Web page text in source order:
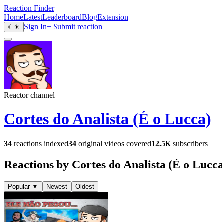
Reaction Finder
HomeLatestLeaderboardBlogExtension
☾ ☀ Sign In+ Submit reaction
Reactor channel
Cortes do Analista (É o Lucca)
34 reactions indexed34 original videos covered12.5K subscribers
Reactions by Cortes do Analista (É o
Popular ▼ Newest Oldest